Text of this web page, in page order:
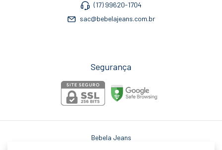
(17) 99620-1704
sac@bebelajeans.com.br
Segurança
Bebela Jeans